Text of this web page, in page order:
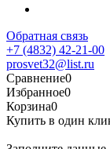
Обратная связь
+7 (4832) 42-21-00
prosvet32@list.ru
Сравнение0
Избранное0
Корзина0
Купить в один